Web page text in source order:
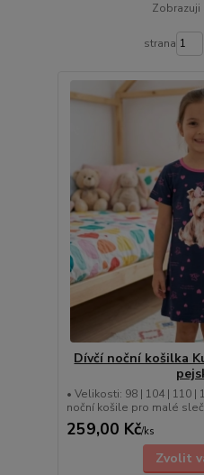
Zobrazuji
strana
Dívčí noční košilka
• Velikosti: 98 | 104 | 110 |
noční košile pro malé
259,00 Kč/ks
Zvolit